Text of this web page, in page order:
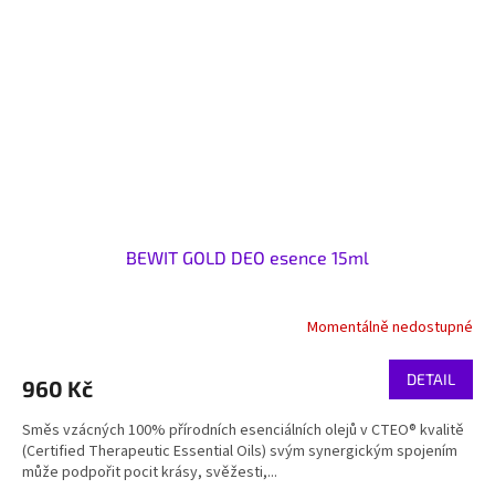
BEWIT GOLD DEO esence 15ml
Momentálně nedostupné
960 Kč DETAIL
Směs vzácných 100% přírodních esenciálních olejů v CTEO® kvalitě
(Certified Therapeutic Essential Oils) svým synergickým spojením
může podpořit pocit krásy, svěžesti,...